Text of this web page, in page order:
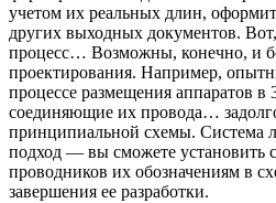
учетом их реальных длин,
других выходных документов.
процесс… Возможны, конечно, и
проектирования. Например,
процессе размещения аппаратов в
соединяющие их провода…
принципиальной схемы. Система
подход — вы сможете установить
проводников их обозначениям в
завершения ее разработки.